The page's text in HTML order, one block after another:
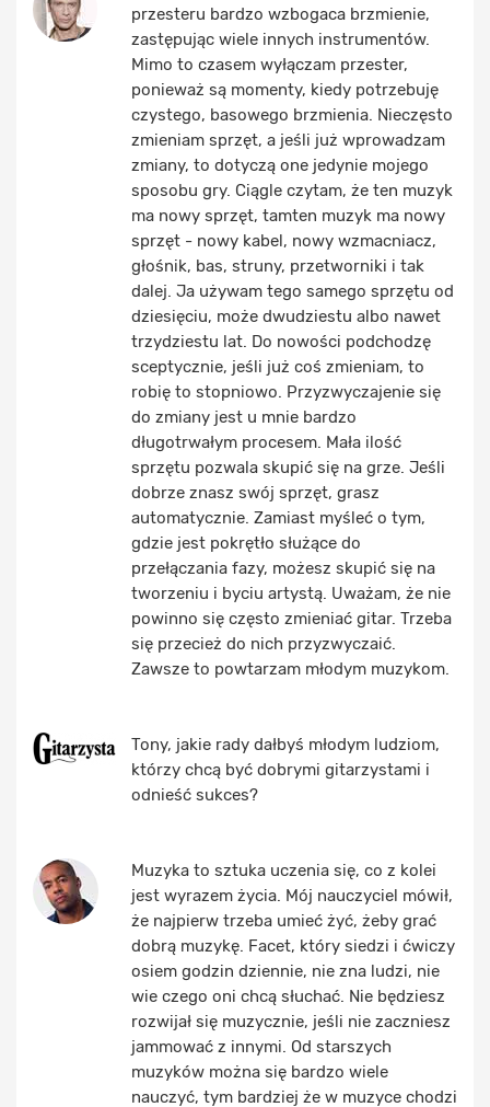
przesteru bardzo wzbogaca brzmienie,
zastępując wiele innych instrumentów.
Mimo to czasem wyłączam przester,
ponieważ są momenty, kiedy potrzebuję
czystego, basowego brzmienia. Nieczęsto
zmieniam sprzęt, a jeśli już wprowadzam
zmiany, to dotyczą one jedynie mojego
sposobu gry. Ciągle czytam, że ten muzyk
ma nowy sprzęt, tamten muzyk ma nowy
sprzęt - nowy kabel, nowy wzmacniacz,
głośnik, bas, struny, przetworniki i tak
dalej. Ja używam tego samego sprzętu od
dziesięciu, może dwudziestu albo nawet
trzydziestu lat. Do nowości podchodzę
sceptycznie, jeśli już coś zmieniam, to
robię to stopniowo. Przyzwyczajenie się
do zmiany jest u mnie bardzo
długotrwałym procesem. Mała ilość
sprzętu pozwala skupić się na grze. Jeśli
dobrze znasz swój sprzęt, grasz
automatycznie. Zamiast myśleć o tym,
gdzie jest pokrętło służące do
przełączania fazy, możesz skupić się na
tworzeniu i byciu artystą. Uważam, że nie
powinno się często zmieniać gitar. Trzeba
się przecież do nich przyzwyczaić.
Zawsze to powtarzam młodym muzykom.
Tony, jakie rady dałbyś młodym ludziom,
którzy chcą być dobrymi gitarzystami i
odnieść sukces?
Muzyka to sztuka uczenia się, co z kolei
jest wyrazem życia. Mój nauczyciel mówił,
że najpierw trzeba umieć żyć, żeby grać
dobrą muzykę. Facet, który siedzi i ćwiczy
osiem godzin dziennie, nie zna ludzi, nie
wie czego oni chcą słuchać. Nie będziesz
rozwijał się muzycznie, jeśli nie zaczniesz
jammować z innymi. Od starszych
muzyków można się bardzo wiele
nauczyć, tym bardziej że w muzyce chodzi